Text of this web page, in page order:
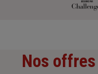
Nos offres